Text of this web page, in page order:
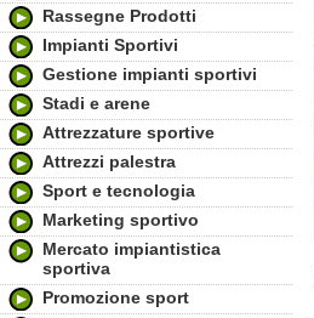
Rassegne Prodotti
Impianti Sportivi
Gestione impianti sportivi
Stadi e arene
Attrezzature sportive
Attrezzi palestra
Sport e tecnologia
Marketing sportivo
Mercato impiantistica
sportiva
Promozione sport